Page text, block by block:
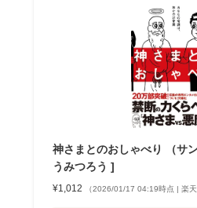
神さまとのおしゃべり （サ
うみつろう ]
¥1,012 （2026/01/17 04:19時点 | 楽天